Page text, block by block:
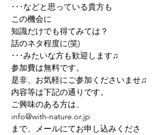
･･･などと思っている貴方も
この機会に
知識だけでも得てみては？
話のネタ程度に(笑)
･･･みたいな方も歓迎します♫
参加費は無料です。
是非、お気軽にご参加くださいませ♫
内容等は下記の通りです。
ご興味のある方は、
info@with-nature.or.jp